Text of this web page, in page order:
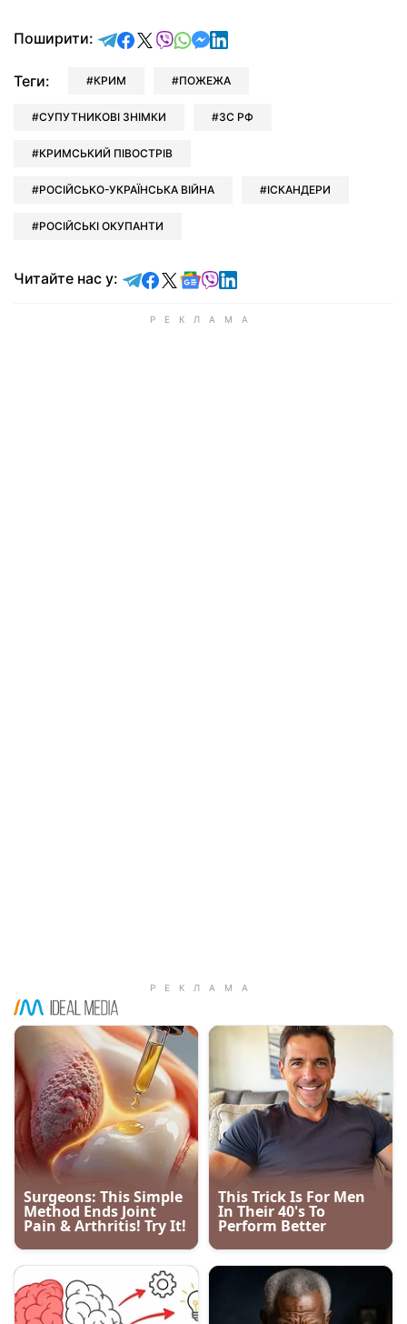
Поширити: відправити у Telegram
поділитись у Facebook
поділитись у X
відправити у Viber
відправити у Whatsapp
відправити у Messenger
відправити у LinkedIn
Теги: КРИМ ПОЖЕЖА
СУПУТНИКОВІ ЗНІМКИ ЗС РФ
КРИМСЬКИЙ ПІВОСТРІВ
РОСІЙСЬКО-УКРАЇНСЬКА ВІЙНА ІСКАНДЕРИ
РОСІЙСЬКІ ОКУПАНТИ
Читайте нас у: Читайте у Telegram
Читайте у Facebook
Читайте у X
Читайте у Google news
Читайте у Viber
Читайте у LinkedIn